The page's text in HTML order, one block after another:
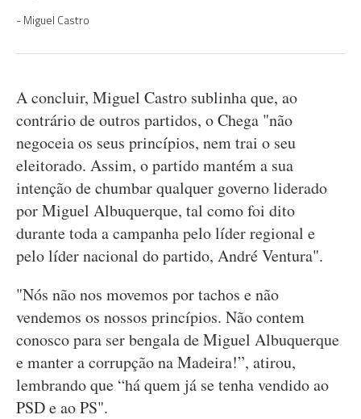
Miguel Castro
A concluir, Miguel Castro sublinha que, ao
contrário de outros partidos, o Chega "não
negoceia os seus princípios, nem trai o seu
eleitorado. Assim, o partido mantém a sua
intenção de chumbar qualquer governo liderado
por Miguel Albuquerque, tal como foi dito
durante toda a campanha pelo líder regional e
pelo líder nacional do partido, André Ventura".
"Nós não nos movemos por tachos e não
vendemos os nossos princípios. Não contem
conosco para ser bengala de Miguel Albuquerque
e manter a corrupção na Madeira!”, atirou,
lembrando que “há quem já se tenha vendido ao
PSD e ao PS".